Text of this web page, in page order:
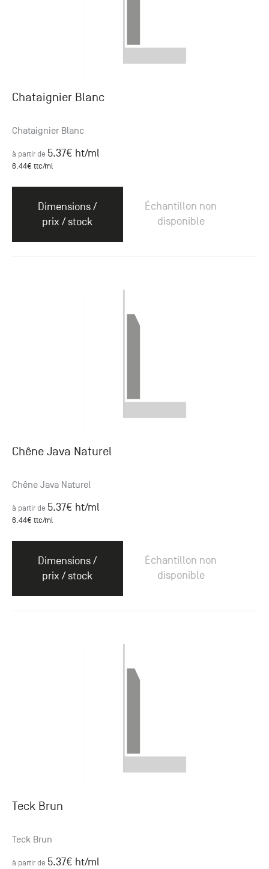
Chataignier Blanc
Chataignier Blanc
à partir de 5.37€ ht/ml
6.44€ ttc/ml
Dimensions /
prix / stock
Échantillon non
disponible
Chêne Java Naturel
Chêne Java Naturel
à partir de 5.37€ ht/ml
6.44€ ttc/ml
Dimensions /
prix / stock
Échantillon non
disponible
Teck Brun
Teck Brun
à partir de 5.37€ ht/ml